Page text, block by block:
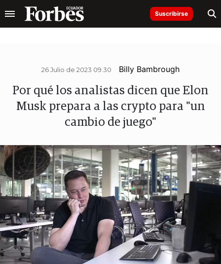
Suscribirse
26 Julio de 2023 09.30 Billy Bambrough
Por qué los analistas dicen que Elon
Musk prepara a las crypto para "un
cambio de juego"